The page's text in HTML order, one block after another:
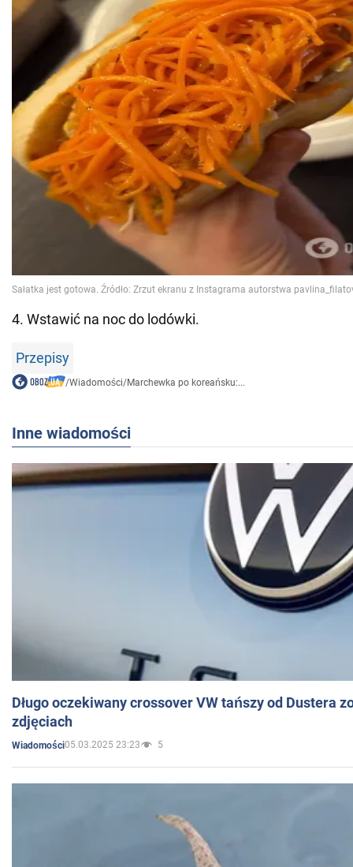
4. Wstawić na noc do lodówki.
Przepisy
/Wiadomości/Marchewka po koreańsku:...
Inne wiadomości
Długo oczekiwany crossover VW tańszy od Dustera
zdjęciach
Wiadomości05.03.2025 23:23 5